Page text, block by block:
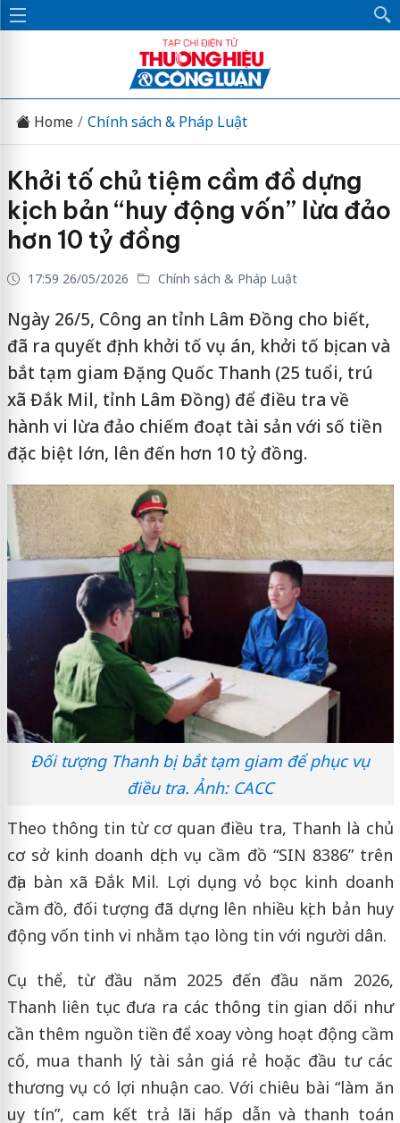
Home Chính sách & Pháp Luật
Khởi tố chủ tiệm cầm đồ dựng
kịch bản “huy động vốn” lừa đảo
hơn 10 tỷ đồng
17:59 26/05/2026 Chính sách & Pháp Luật
Ngày 26/5, Công an tỉnh Lâm Đồng cho biết,
đã ra quyết định khởi tố vụ án, khởi tố bị can và
bắt tạm giam Đặng Quốc Thanh (25 tuổi, trú
xã Đắk Mil, tỉnh Lâm Đồng) để điều tra về
hành vi lừa đảo chiếm đoạt tài sản với số tiền
đặc biệt lớn, lên đến hơn 10 tỷ đồng.
Đối tượng Thanh bị bắt tạm giam để phục vụ
điều tra. Ảnh: CACC
Theo thông tin từ cơ quan điều tra, Thanh là chủ
cơ sở kinh doanh dịch vụ cầm đồ “SIN 8386” trên
địa bàn xã Đắk Mil. Lợi dụng vỏ bọc kinh doanh
cầm đồ, đối tượng đã dựng lên nhiều kịch bản huy
động vốn tinh vi nhằm tạo lòng tin với người dân.
Cụ thể, từ đầu năm 2025 đến đầu năm 2026,
Thanh liên tục đưa ra các thông tin gian dối như
cần thêm nguồn tiền để xoay vòng hoạt động cầm
cố, mua thanh lý tài sản giá rẻ hoặc đầu tư các
thương vụ có lợi nhuận cao. Với chiêu bài “làm ăn
uy tín”, cam kết trả lãi hấp dẫn và thanh toán